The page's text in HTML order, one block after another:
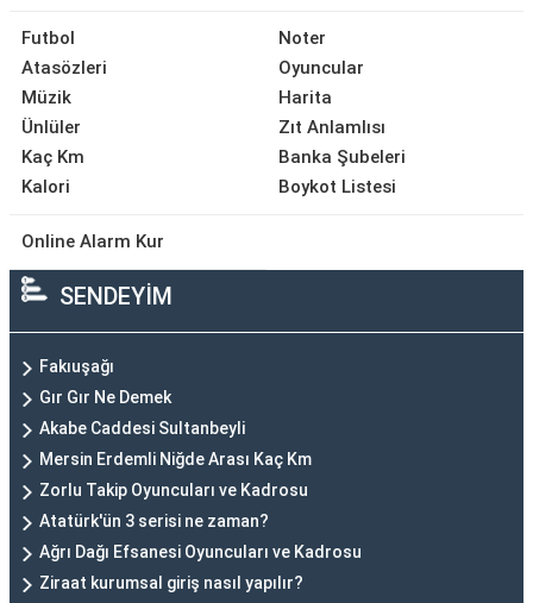
Futbol
Atasözleri
Müzik
Ünlüler
Kaç Km
Kalori
Noter
Oyuncular
Harita
Zıt Anlamlısı
Banka Şubeleri
Boykot Listesi
Online Alarm Kur
SENDEYİM
Fakıuşağı
Gır Gır Ne Demek
Akabe Caddesi Sultanbeyli
Mersin Erdemli Niğde Arası Kaç Km
Zorlu Takip Oyuncuları ve Kadrosu
Atatürk'ün 3 serisi ne zaman?
Ağrı Dağı Efsanesi Oyuncuları ve Kadrosu
Ziraat kurumsal giriş nasıl yapılır?